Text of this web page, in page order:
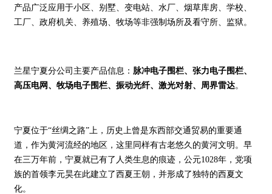
产品广泛应用于小区、别墅、变电站、水厂、烟草库房、学校、
工厂、政府机关、养殖场、牧场等非强制场所及看守所、监狱。
兰星宁夏分公司主要产品信息： 脉冲电子围栏、张力电子围栏、
高压电网、牧场电子围栏、振动光纤、激光对射、周界雷达。
宁夏位于“丝绸之路”上，历史上曾是东西部交通贸易的重要通
道，作为黄河流经的地区，这里同样有古老悠久的黄河文明。早
在三万年前，宁夏就已有了人类生息的痕迹，公元1028年，党项
族的首领李元昊在此建立了西夏王朝，并形成了独特的西夏文
化。